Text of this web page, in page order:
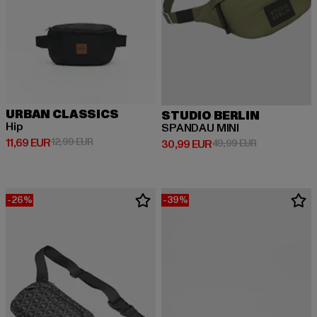
URBAN CLASSICS
Hip
11,69 EUR
Derzeitiger Preis: 11,69 EUR
12,99 EURAktionspreis: 12,99 EUR
STUDIO BERLIN
SPANDAU MINI
30,99 EUR
Derzeitiger Preis: 30,99 EUR
49,99 EURAktionspreis:
-26% -39%